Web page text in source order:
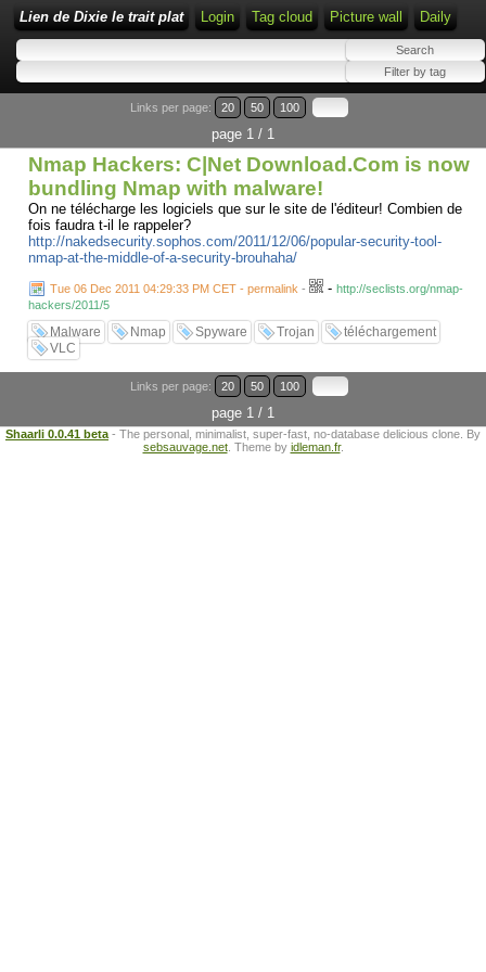
Lien de Dixie le trait plat Login Tag cloud Picture wall Daily
Links per page: 20 50 100
page 1 / 1
Nmap Hackers: C|Net Download.Com is now
bundling Nmap with malware!
On ne télécharge les logiciels que sur le site de l'éditeur! Combien de
fois faudra t-il le rappeler?
http://nakedsecurity.sophos.com/2011/12/06/popular-security-tool-
nmap-at-the-middle-of-a-security-brouhaha/
Tue 06 Dec 2011 04:29:33 PM CET - permalink - - http://seclists.org/nmap-
hackers/2011/5
Malware Nmap Spyware Trojan
téléchargement
VLC
Links per page: 20 50 100
page 1 / 1
Shaarli 0.0.41 beta - The personal, minimalist, super-fast, no-database delicious clone. By
sebsauvage.net. Theme by idleman.fr.